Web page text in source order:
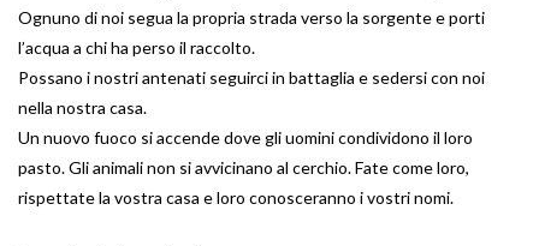
Ognuno di noi segua la propria strada verso la sorgente e porti
l’acqua a chi ha perso il raccolto.
Possano i nostri antenati seguirci in battaglia e sedersi con noi
nella nostra casa.
Un nuovo fuoco si accende dove gli uomini condividono il loro
pasto. Gli animali non si avvicinano al cerchio. Fate come loro,
rispettate la vostra casa e loro conosceranno i vostri nomi.